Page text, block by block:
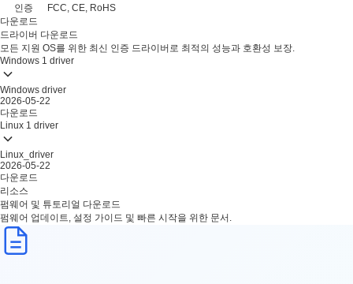
인증
FCC, CE, RoHS
다운로드
드라이버 다운로드
모든 지원 OS를 위한 최신 인증 드라이버로 최적의 성능과 호환성 보장.
Windows 1 driver
Windows driver
2026-05-22
다운로드
Linux 1 driver
Linux_driver
2026-05-22
다운로드
리소스
펌웨어 및 튜토리얼 다운로드
펌웨어 업데이트, 설정 가이드 및 빠른 시작을 위한 문서.